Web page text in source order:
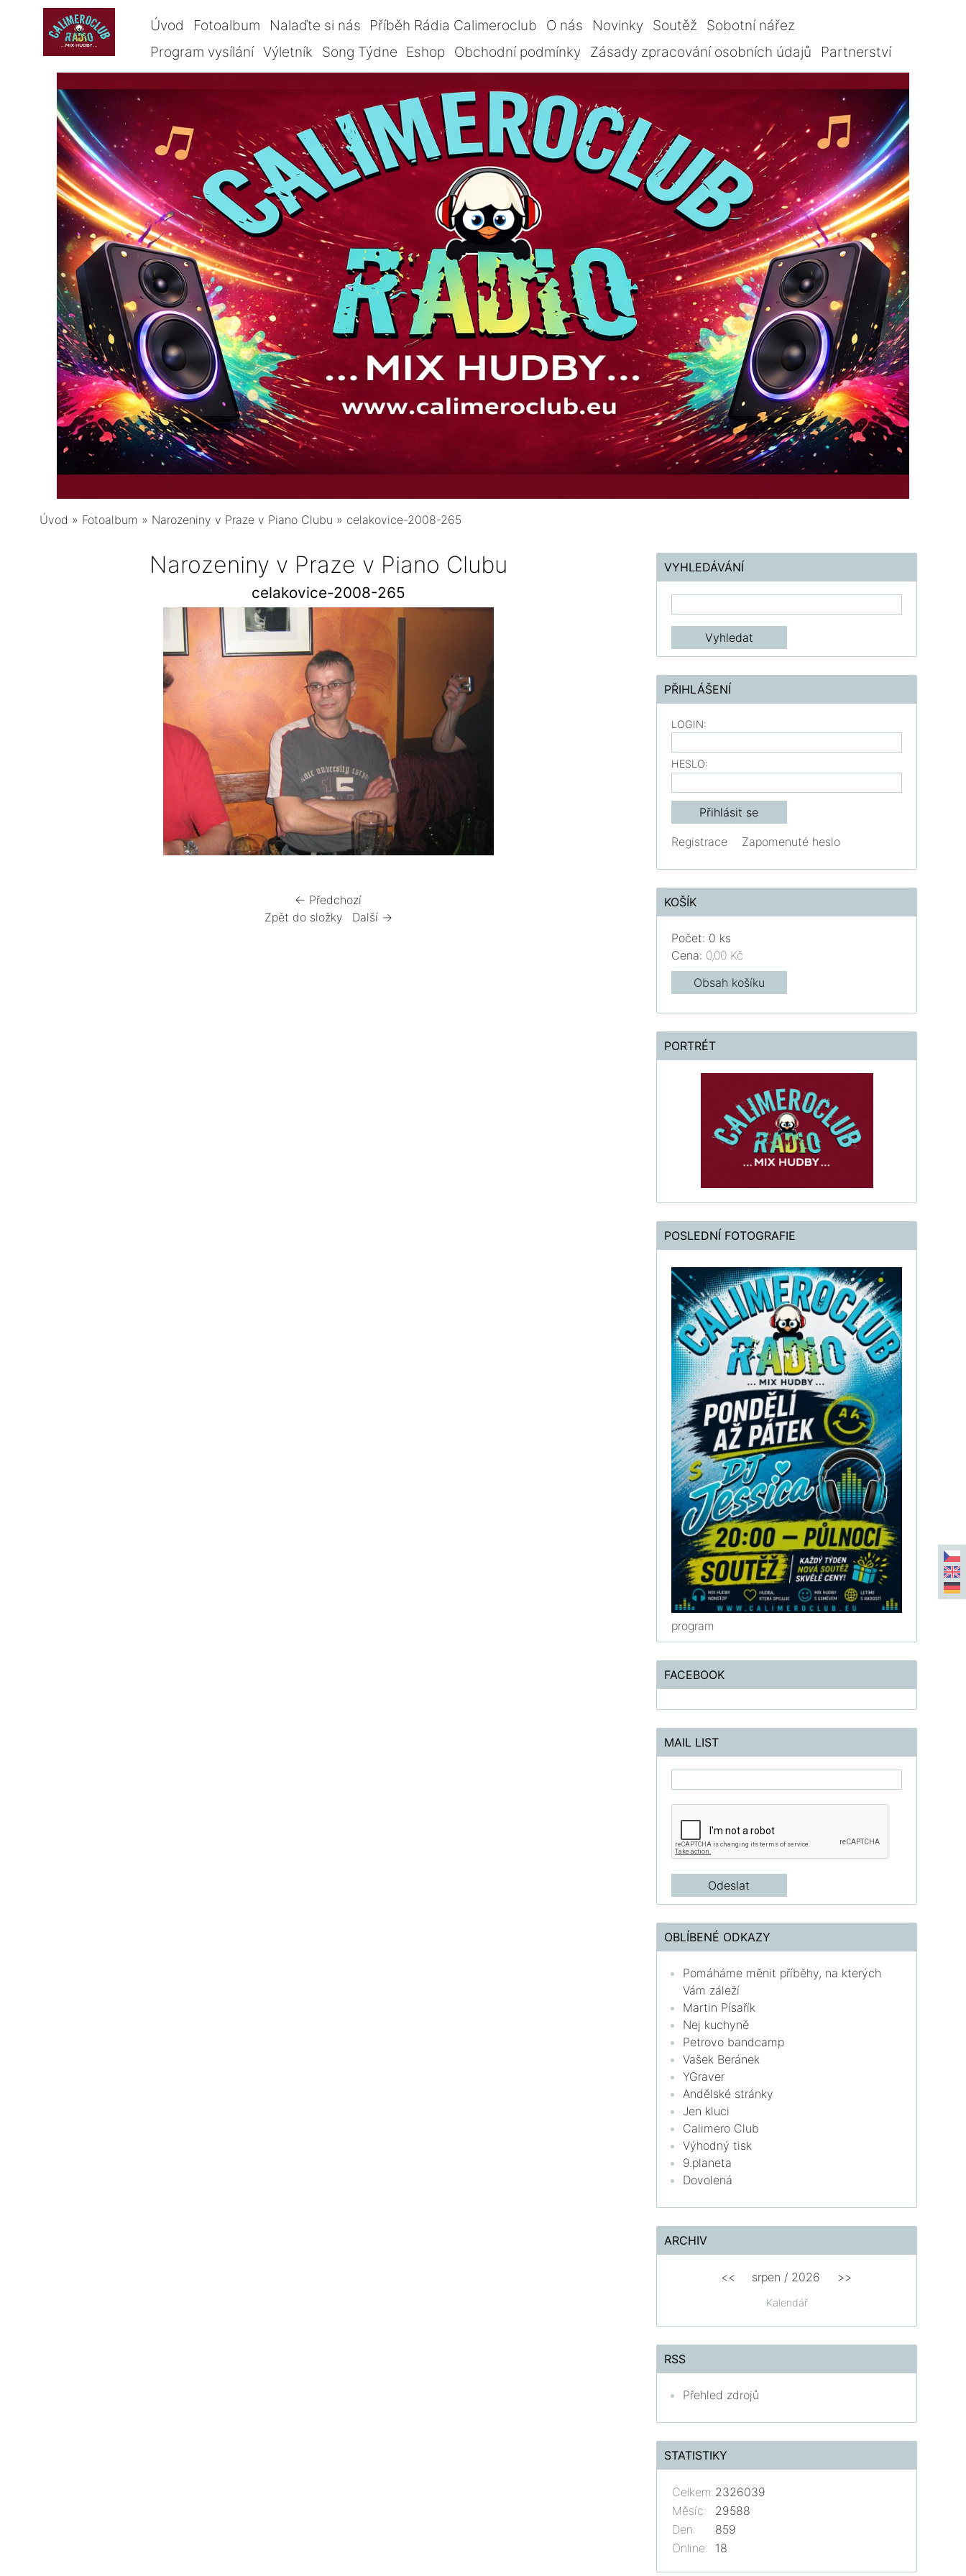
Úvod Fotoalbum Nalaďte si nás Příběh Rádia Calimeroclub O nás Novinky Soutěž
Sobotní nářez
Program vysílání Výletník Song Týdne Eshop Obchodní podmínky Zásady zpracování osobních údajů Partnerství
Úvod » Fotoalbum » Narozeniny v Praze v Piano Clubu » celakovice-2008-265
Narozeniny v Praze v Piano Clubu
celakovice-2008-265
← Předchozí
Zpět do složky
Další →
VYHLEDÁVÁNÍ
PŘIHLÁŠENÍ
LOGIN:
HESLO:
Registrace Zapomenuté heslo
KOŠÍK
Počet: 0 ks
Cena: 0,00 Kč
Obsah košíku
PORTRÉT
POSLEDNÍ FOTOGRAFIE
program
FACEBOOK
MAIL LIST
OBLÍBENÉ ODKAZY
Pomáháme měnit příběhy, na kterých
Vám záleží
Martin Písařík
Nej kuchyně
Petrovo bandcamp
Vašek Beránek
YGraver
Andělské stránky
Jen kluci
Calimero Club
Výhodný tisk
9.planeta
Dovolená
ARCHIV
Kalendář
<< srpen / 2026 >>
RSS
Přehled zdrojů
STATISTIKY
Online: 18
Celkem: 2326039
Měsíc:
29588
Den:
859